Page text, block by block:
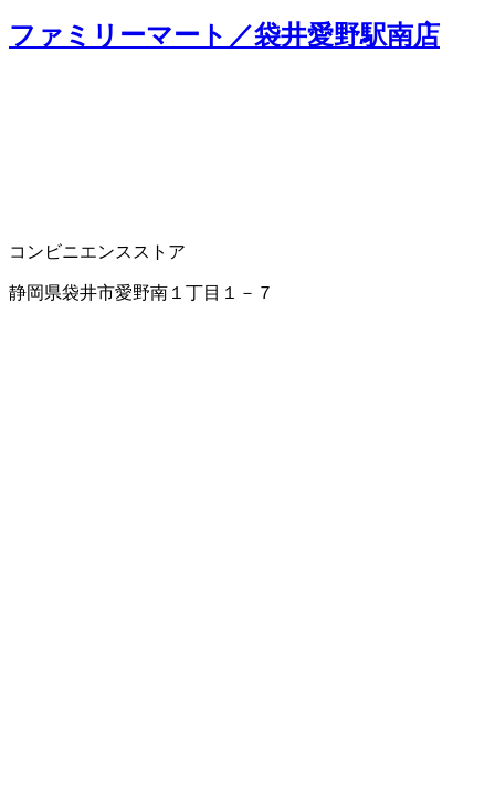
ファミリーマート／袋井愛野駅南店
コンビニエンスストア
静岡県袋井市愛野南１丁目１－７